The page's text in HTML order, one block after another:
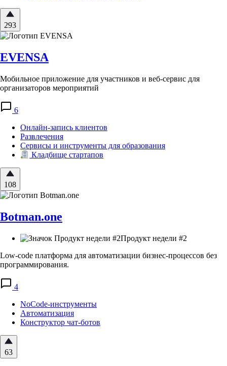
293
EVENSA
Мобильное приложение для участников и веб-сервис для
организаторов мероприятий
6
Онлайн-запись клиентов
Развлечения
Сервисы и инструменты для образования
Кладбище стартапов
108
Botman.one
Продукт недели #2
Low-code платформа для автоматизации бизнес-процессов без
программирования.
4
NoCode-инструменты
Автоматизация
Конструктор чат-ботов
63